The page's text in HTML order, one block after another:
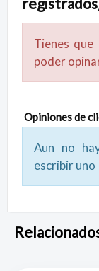
Tienes
poder
Opiniones de
Aun no
escribir uno